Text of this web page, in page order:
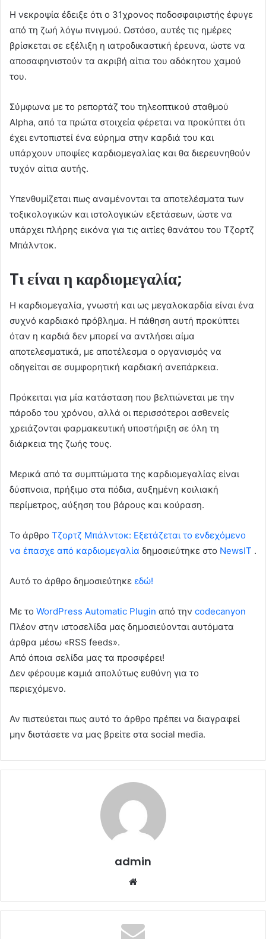
Η νεκροψία έδειξε ότι ο 31χρονος ποδοσφαιριστής έφυγε
από τη ζωή λόγω πνιγμού. Ωστόσο, αυτές τις ημέρες
βρίσκεται σε εξέλιξη η ιατροδικαστική έρευνα, ώστε να
αποσαφηνιστούν τα ακριβή αίτια του αδόκητου χαμού
του.
Σύμφωνα με το ρεπορτάζ του τηλεοπτικού σταθμού
Alpha, από τα πρώτα στοιχεία φέρεται να προκύπτει ότι
έχει εντοπιστεί ένα εύρημα στην καρδιά του και
υπάρχουν υποψίες καρδιομεγαλίας και θα διερευνηθούν
τυχόν αίτια αυτής.
Υπενθυμίζεται πως αναμένονται τα αποτελέσματα των
τοξικολογικών και ιστολογικών εξετάσεων, ώστε να
υπάρχει πλήρης εικόνα για τις αιτίες θανάτου του Τζορτζ
Μπάλντοκ.
Tι είναι η καρδιομεγαλία;
Η καρδιομεγαλία, γνωστή και ως μεγαλοκαρδία είναι ένα
συχνό καρδιακό πρόβλημα. Η πάθηση αυτή προκύπτει
όταν η καρδιά δεν μπορεί να αντλήσει αίμα
αποτελεσματικά, με αποτέλεσμα ο οργανισμός να
οδηγείται σε συμφορητική καρδιακή ανεπάρκεια.
Πρόκειται για μία κατάσταση που βελτιώνεται με την
πάροδο του χρόνου, αλλά οι περισσότεροι ασθενείς
χρειάζονται φαρμακευτική υποστήριξη σε όλη τη
διάρκεια της ζωής τους.
Μερικά από τα συμπτώματα της καρδιομεγαλίας είναι
δύσπνοια, πρήξιμο στα πόδια, αυξημένη κοιλιακή
περίμετρος, αύξηση του βάρους και κούραση.
To άρθρο Τζορτζ Μπάλντοκ: Εξετάζεται το ενδεχόμενο
να έπασχε από καρδιομεγαλία δημοσιεύτηκε στο NewsIT .
Αυτό το άρθρο δημοσιεύτηκε εδώ!
Με το WordPress Automatic Plugin από την codecanyon
Πλέον στην ιστοσελίδα μας δημοσιεύονται αυτόματα
άρθρα μέσω «RSS feeds».
Από όποια σελίδα μας τα προσφέρει!
Δεν φέρουμε καμιά απολύτως ευθύνη για το
περιεχόμενο.
Αν πιστεύεται πως αυτό το άρθρο πρέπει να διαγραφεί
μην διστάσετε να μας βρείτε στα social media.
admin